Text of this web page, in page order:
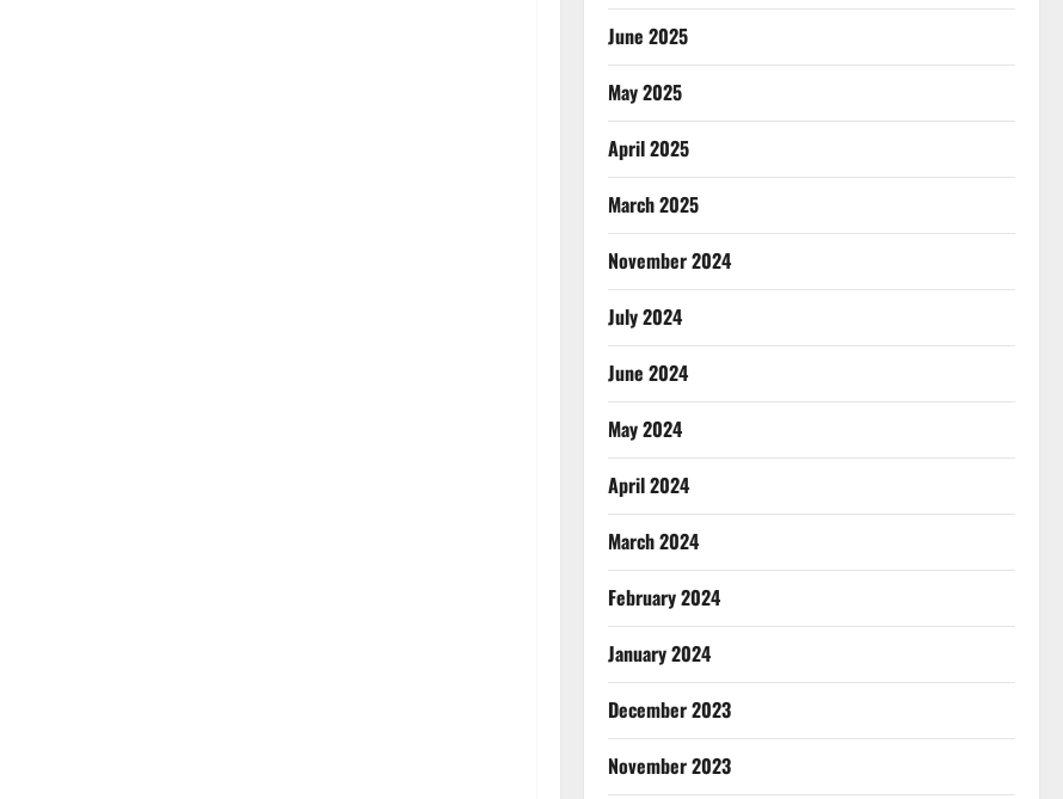
June 2025
May 2025
April 2025
March 2025
November 2024
July 2024
June 2024
May 2024
April 2024
March 2024
February 2024
January 2024
December 2023
November 2023